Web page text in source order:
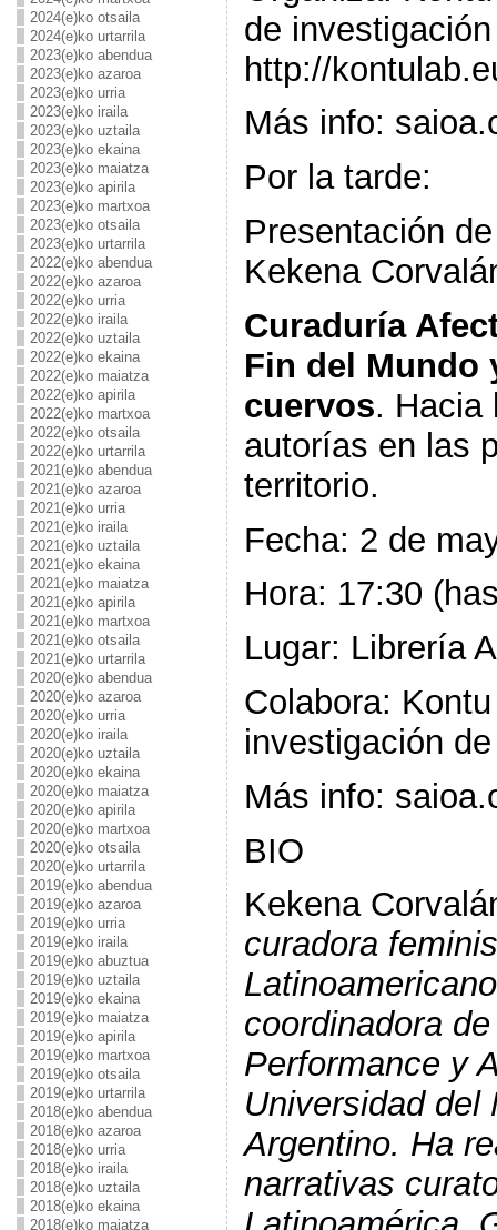
2024(e)ko otsaila
2024(e)ko urtarrila
2023(e)ko abendua
2023(e)ko azaroa
2023(e)ko urria
2023(e)ko iraila
2023(e)ko uztaila
2023(e)ko ekaina
2023(e)ko maiatza
2023(e)ko apirila
2023(e)ko martxoa
2023(e)ko otsaila
2023(e)ko urtarrila
2022(e)ko abendua
2022(e)ko azaroa
2022(e)ko urria
2022(e)ko iraila
2022(e)ko uztaila
2022(e)ko ekaina
2022(e)ko maiatza
2022(e)ko apirila
2022(e)ko martxoa
2022(e)ko otsaila
2022(e)ko urtarrila
2021(e)ko abendua
2021(e)ko azaroa
2021(e)ko urria
2021(e)ko iraila
2021(e)ko uztaila
2021(e)ko ekaina
2021(e)ko maiatza
2021(e)ko apirila
2021(e)ko martxoa
2021(e)ko otsaila
2021(e)ko urtarrila
2020(e)ko abendua
2020(e)ko azaroa
2020(e)ko urria
2020(e)ko iraila
2020(e)ko uztaila
2020(e)ko ekaina
2020(e)ko maiatza
2020(e)ko apirila
2020(e)ko martxoa
2020(e)ko otsaila
2020(e)ko urtarrila
2019(e)ko abendua
2019(e)ko azaroa
2019(e)ko urria
2019(e)ko iraila
2019(e)ko abuztua
2019(e)ko uztaila
2019(e)ko ekaina
2019(e)ko maiatza
2019(e)ko apirila
2019(e)ko martxoa
2019(e)ko otsaila
2019(e)ko urtarrila
2018(e)ko abendua
2018(e)ko azaroa
2018(e)ko urria
2018(e)ko iraila
2018(e)ko uztaila
2018(e)ko ekaina
2018(e)ko maiatza
de
http://
Más info:
Por la tarde:
Presentación
Kekena
Curaduría
Fin del Mundo
cuervos. Hacia
autorías en las
territorio.
Fecha: 2 de
Hora: 17:30
Lugar: Librería
Colabora:
investigación
Más info:
BIO
Kekena
curadora
coordinadora
Performance y
Universidad del
Argentino. Ha
narrativas